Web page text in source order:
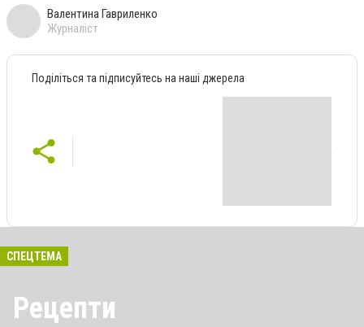
Валентина Гавриленко
Журналіст
Поділіться та підписуйтесь на наші джерела
СПЕЦТЕМА
Рецепти